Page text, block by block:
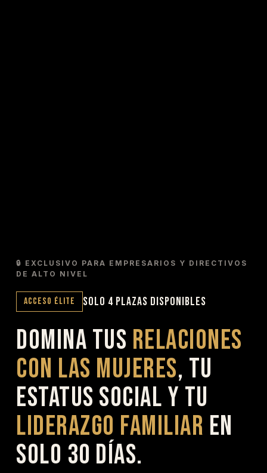
🔒 EXCLUSIVO PARA EMPRESARIOS Y DIRECTIVOS
DE ALTO NIVEL
ACCESO ÉLITE SOLO 4 PLAZAS DISPONIBLES
DOMINA TUS RELACIONES
CON LAS MUJERES, TU
ESTATUS SOCIAL Y TU
LIDERAZGO FAMILIAR EN
SOLO 30 DÍAS.